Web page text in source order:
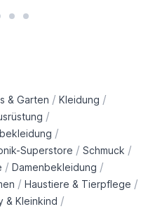
& Garten / Kleidung /
/
/
Superstore / Schmuck /
/ Damenbekleidung /
/ Haustiere & Tierpflege /
& Kleinkind /